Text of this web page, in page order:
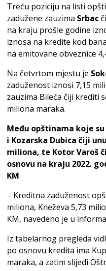
Treću poziciju na listi
zadužene zauzima Srbac
na kraju prošle godine
iznosa na kredite kod
na emitovane obveznice
Na četvrtom mjestu je
zaduženost iznosi 7,15
zauzima Bileća čiji krediti
miliona maraka.
Među opštinama koje
i Kozarska Dubica čiji
miliona, te Kotor Varoš
osnovu na kraju 2022.
KM.
– Kreditna zaduženost
miliona, Kneževa 5,73
KM, navedeno je u
Iz tabelarnog pregleda
po osnovu kredita ima
maraka, a zatim slijedi